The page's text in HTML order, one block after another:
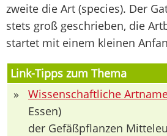
zweite die Art (species). Der
stets groß geschrieben, die
startet mit einem kleinen
Link-Tipps zum Thema
»
Wissenschaftliche
Essen)
der Gefäßpflanzen